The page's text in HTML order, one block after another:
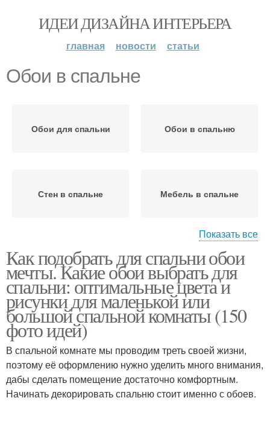
ИДЕИ ДИЗАЙНА ИНТЕРЬЕРА
главная новости статьи
Обои в спальне
Обои для спальни Обои в спальню
Стен в спальне Мебель в спальне
Обоев для спальни
Показать все
Как подобрать для спальни обои
мечты. Какие обои выбрать для
спальни: оптимальные цвета и
рисунки для маленькой или
большой спальной комнаты (150
фото идей)
В спальной комнате мы проводим треть своей жизни,
поэтому её оформлению нужно уделить много внимания,
дабы сделать помещение достаточно комфортным.
Начинать декорировать спальню стоит именно с обоев.